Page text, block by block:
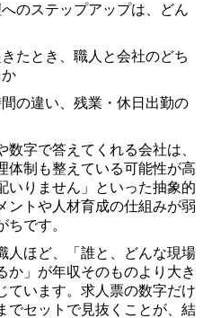
のステップアップは、どん
たとき、職人と会社のどち
の違い、残業・休日出勤の
字で答えてくれる会社は、
体制も整えている可能性が高
いりません」といった抽象的
ントや人材育成の仕組みが弱
ちです。
人ほど、「誰と、どんな現場
か」が年収そのものより大き
ています。求人票の数字だけ
でセットで見抜くことが、結